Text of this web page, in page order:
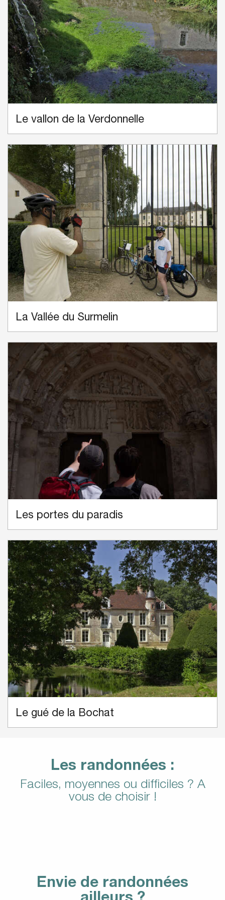
Le vallon de la Verdonnelle
La Vallée du Surmelin
Les portes du paradis
Le gué de la Bochat
Les randonnées :
Faciles, moyennes ou difficiles ? A
vous de choisir !
Envie de randonnées
ailleurs ?